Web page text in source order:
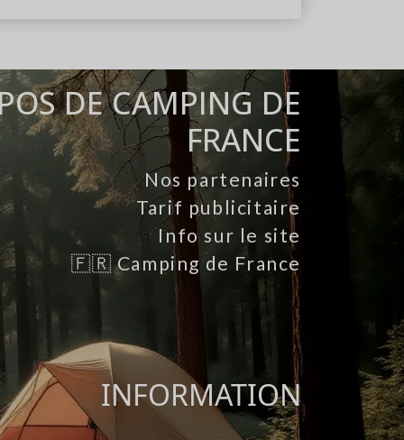
DE CAMPING DE
FRANCE
Nos partenaires
Tarif publicitaire
Info sur le site
🇫🇷 Camping de France
INFORMATION